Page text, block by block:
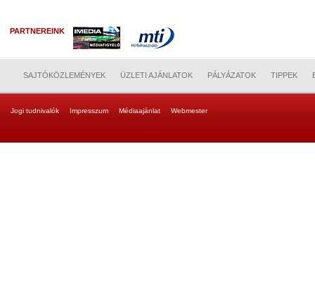
PARTNEREINK
SAJTÓKÖZLEMÉNYEK ÜZLETI AJÁNLATOK PÁLYÁZATOK TIPPEK
Jogi tudnivalók Impresszum Médiaajánlat Webmester